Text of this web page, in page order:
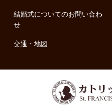
結婚式についてのお問い合わ
せ
交通・地図